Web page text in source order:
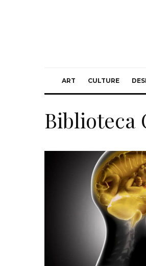
ART CULTURE
Biblioteca